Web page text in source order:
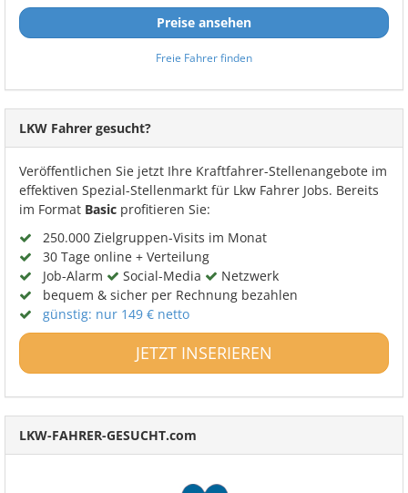
Preise ansehen
Freie Fahrer finden
LKW Fahrer gesucht?
Veröffentlichen Sie jetzt Ihre Kraftfahrer-Stellenangebote im
effektiven Spezial-Stellenmarkt für Lkw Fahrer Jobs. Bereits
im Format Basic profitieren Sie:
250.000 Zielgruppen-Visits im Monat
30 Tage online + Verteilung
Job-Alarm
Social-Media
Netzwerk
bequem & sicher per Rechnung bezahlen
günstig: nur 149 € netto
JETZT INSERIEREN
LKW-FAHRER-GESUCHT.com